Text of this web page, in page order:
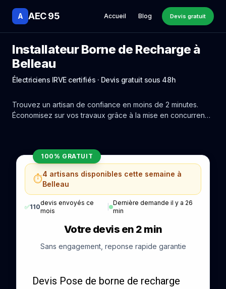
A AEC 95 Accueil Blog Devis gratuit
Installateur Borne de Recharge à
Belleau
Électriciens IRVE certifiés · Devis gratuit sous 48h
Trouvez un artisan de confiance en moins de 2 minutes.
Économisez sur vos travaux grâce à la mise en concurrence
100% GRATUIT
⏱️4 artisans disponibles cette semaine à
Belleau
✅110
devis envoyés ce
mois
Dernière demande il y a 26
min
Votre devis en 2 min
Sans engagement, reponse rapide garantie
Devis Pose de borne de recharge